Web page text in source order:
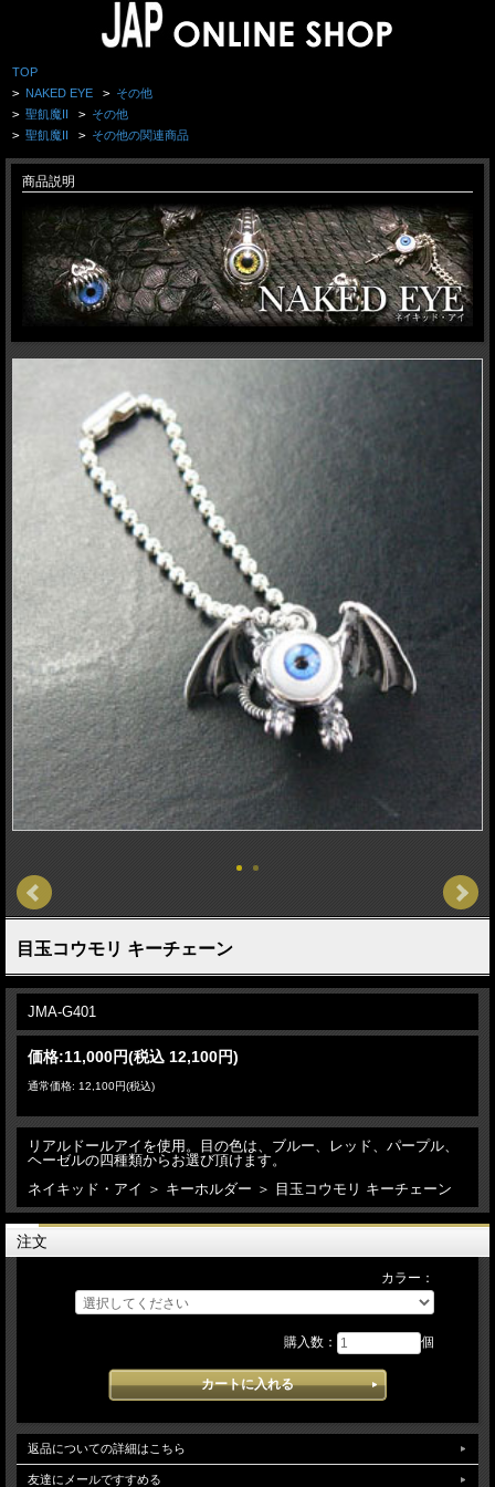
TOP
> NAKED EYE > その他
> 聖飢魔II > その他
> 聖飢魔II > その他の関連商品
商品説明
目玉コウモリ キーチェーン
JMA-G401
価格:11,000円(税込 12,100円)
通常価格: 12,100円(税込)
リアルドールアイを使用。目の色は、ブルー、レッド、パープル、
ヘーゼルの四種類からお選び頂けます。
ネイキッド・アイ ＞ キーホルダー ＞ 目玉コウモリ キーチェーン
注文
カラー：
購入数： 個
返品についての詳細はこちら
友達にメールですすめる